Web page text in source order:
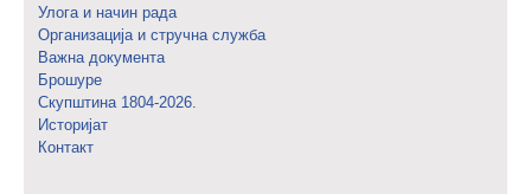
Улога и начин рада
Организација и стручна служба
Важна документа
Брошуре
Скупштина 1804-2026.
Историјат
Контакт